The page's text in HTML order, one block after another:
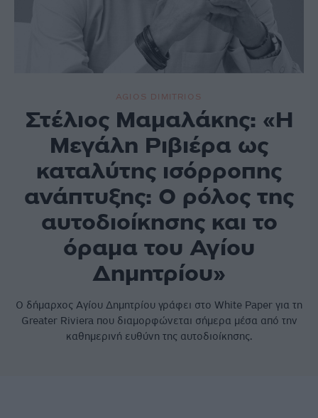
AGIOS DIMITRIOS
Στέλιος Μαμαλάκης: «Η
Μεγάλη Ριβιέρα ως
καταλύτης ισόρροπης
ανάπτυξης: Ο ρόλος της
αυτοδιοίκησης και το
όραμα του Αγίου
Δημητρίου»
Ο δήμαρχος Αγίου Δημητρίου γράφει στο White Paper για τη
Greater Riviera που διαμορφώνεται σήμερα μέσα από την
καθημερινή ευθύνη της αυτοδιοίκησης.